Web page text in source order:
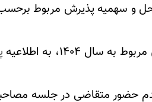
و سهمیه پذیرش مربوط
مربوط به سال 1404، به اطلاعیه
حضور متقاضی در جلسه